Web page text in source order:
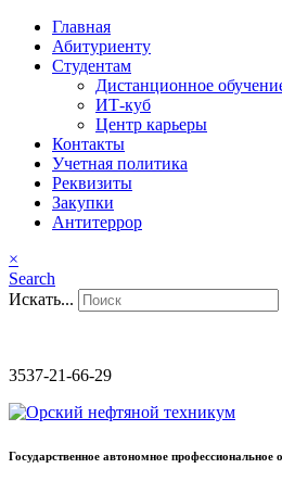
Главная
Абитуриенту
Студентам
Дистанционное
ИТ-куб
Центр карьеры
Контакты
Учетная политика
Реквизиты
Закупки
Антитеррор
×
Search
Искать...
3537-21-66-29
Государственное автономное